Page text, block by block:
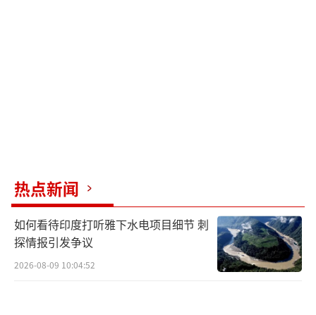
热点新闻
如何看待印度打听雅下水电项目细节 刺
探情报引发争议
2026-08-09 10:04:52